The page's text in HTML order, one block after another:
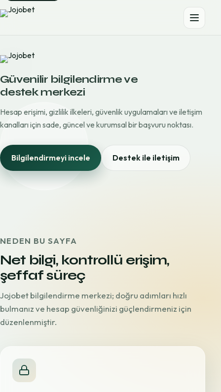
Güvenilir bilgilendirme ve
destek merkezi
Hesap erişimi, gizlilik ilkeleri, güvenlik uygulamaları ve iletişim
kanalları için sade, güncel ve kurumsal bir başvuru noktası.
Bilgilendirmeyi incele Destek ile iletişim
NEDEN BU SAYFA
Net bilgi, kontrollü erişim,
şeffaf süreç
Jojobet bilgilendirme merkezi; doğru adımları hızlı
bulmanız ve hesap güvenliğinizi güçlendirmeniz için
düzenlenmiştir.